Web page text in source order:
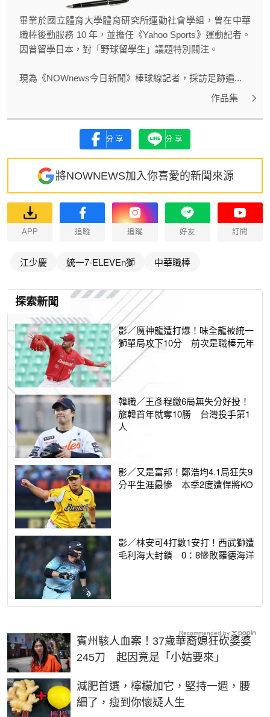
畢業於國立體育大學體育研究所運動社會學組，曾在中華
職棒後勤服務 10 年，並擔任《Yahoo Sports》運動記者。
因曾留學日本，對「野球留學生」議題特別關注。
現為《NOWnews今日新聞》棒球線記者，採訪足跡遍...
作品集
分享 分享
將NOWNEWS加入你喜愛的新聞來源
APP 追蹤 追蹤 好友 訂閱
江少慶 統一7-ELEVEn獅 中華職棒
探索新聞
影／魔神龍遭打爆！味全龍被統一
獅單局攻下10分 前次是職棒元年
韓職／王彥程繳6局無失分好投！
旅韓首年就奪10勝 台灣投手第1
人
影／又是富邦！鄭浩均4.1局狂失9
分平生涯最慘 本季2度遭悍將KO
影／林安可4打數1安打！西武獅遭
毛利海大封鎖 0：8慘敗羅德海洋
賓州駭人血案！37歲華裔媳狂砍婆婆
245刀 起因竟是「小姑要來」
減肥首選，檸檬加它，堅持一週，腰
細了，瘦到你懷疑人生
PR
Recommended by